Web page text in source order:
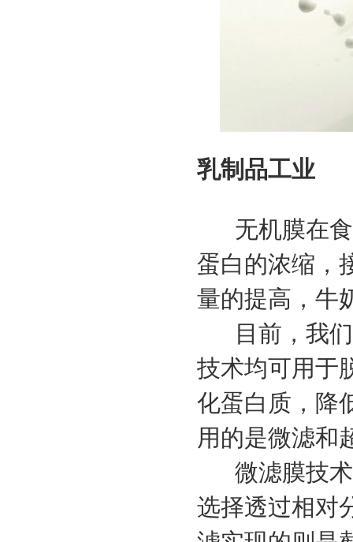
乳制品工业
无机膜在食
蛋白的浓缩，
量的提高，牛
目前，我们
技术均可用于
化蛋白质，降
用的是微滤和
微滤膜技术
选择透过相对